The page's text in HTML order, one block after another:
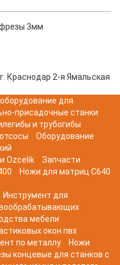
фрезы 3мм
г. Краснодар 2-я Ямальская
для
присадочные станки
и трубогибы
Оборудование
Ozcelik
Запчасти
Ножи для матриц C640
Инструмент для
мебели
окон пвх
по металлу
Ножи
концевые для станков с